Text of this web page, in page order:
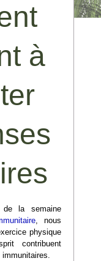
à
la semaine
, nous
physique
contribuent